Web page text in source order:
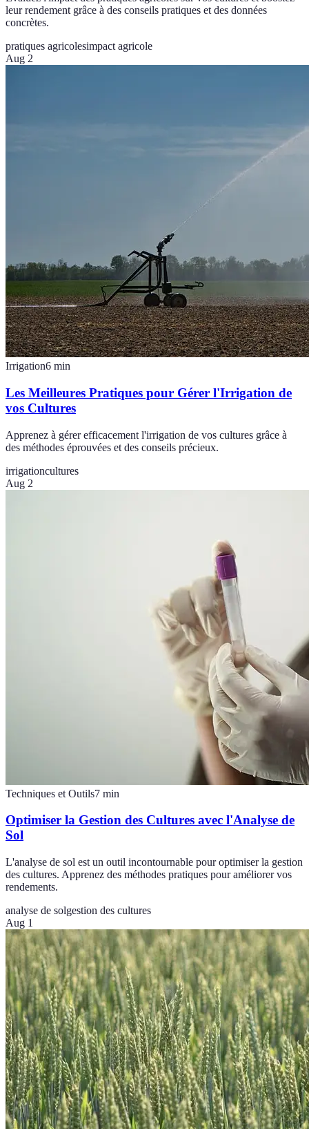
leur rendement grâce à des conseils pratiques et des données
concrètes.
pratiques agricolesimpact agricole
Aug 2
Irrigation6 min
Les Meilleures Pratiques pour Gérer l'Irrigation de
vos Cultures
Apprenez à gérer efficacement l'irrigation de vos cultures grâce à
des méthodes éprouvées et des conseils précieux.
irrigationcultures
Aug 2
Techniques et Outils7 min
Optimiser la Gestion des Cultures avec l'Analyse de
Sol
L'analyse de sol est un outil incontournable pour optimiser la gestion
des cultures. Apprenez des méthodes pratiques pour améliorer vos
rendements.
analyse de solgestion des cultures
Aug 1